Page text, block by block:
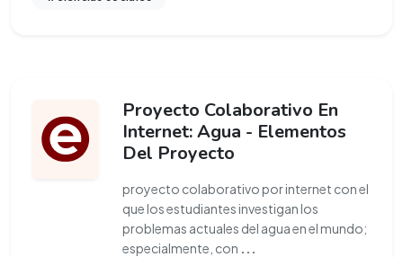
Proyecto Colaborativo En
Internet: Agua - Elementos
Del Proyecto
proyecto colaborativo por internet con el
que los estudiantes investigan los
problemas actuales del agua en el mundo;
especialmente, con ...